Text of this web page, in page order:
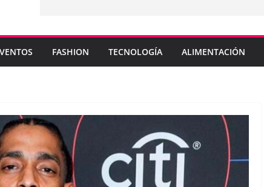
canciones clave de su catálogo en
FASHION TECNOLOGÍA ALIMENTACIÓN